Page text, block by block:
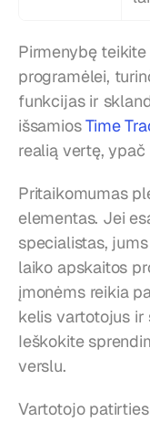
Pirmenybę
programėlei,
funkcijas ir
išsamios Time
realią vertę,
Pritaikomumas
elementas. Jei
specialistas,
laiko apskaitos
įmonėms reikia
kelis vartotojus ir
Ieškokite
verslu.
Vartotojo